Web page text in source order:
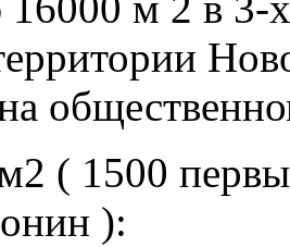
( 1500
):